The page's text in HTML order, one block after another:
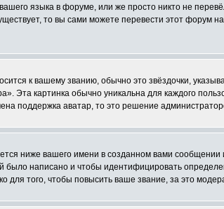
языка в форуме, или же просто никто не
то вы сами можете перевести этот
к вашему званию, обычно это звёздочки,
Эта картинка обычно уникальна для каждого
поддержка аватар, то это решение
ниже вашего имени в созданном вами
было написано и чтобы идентифицировать
того, чтобы повысить ваше звание, за это